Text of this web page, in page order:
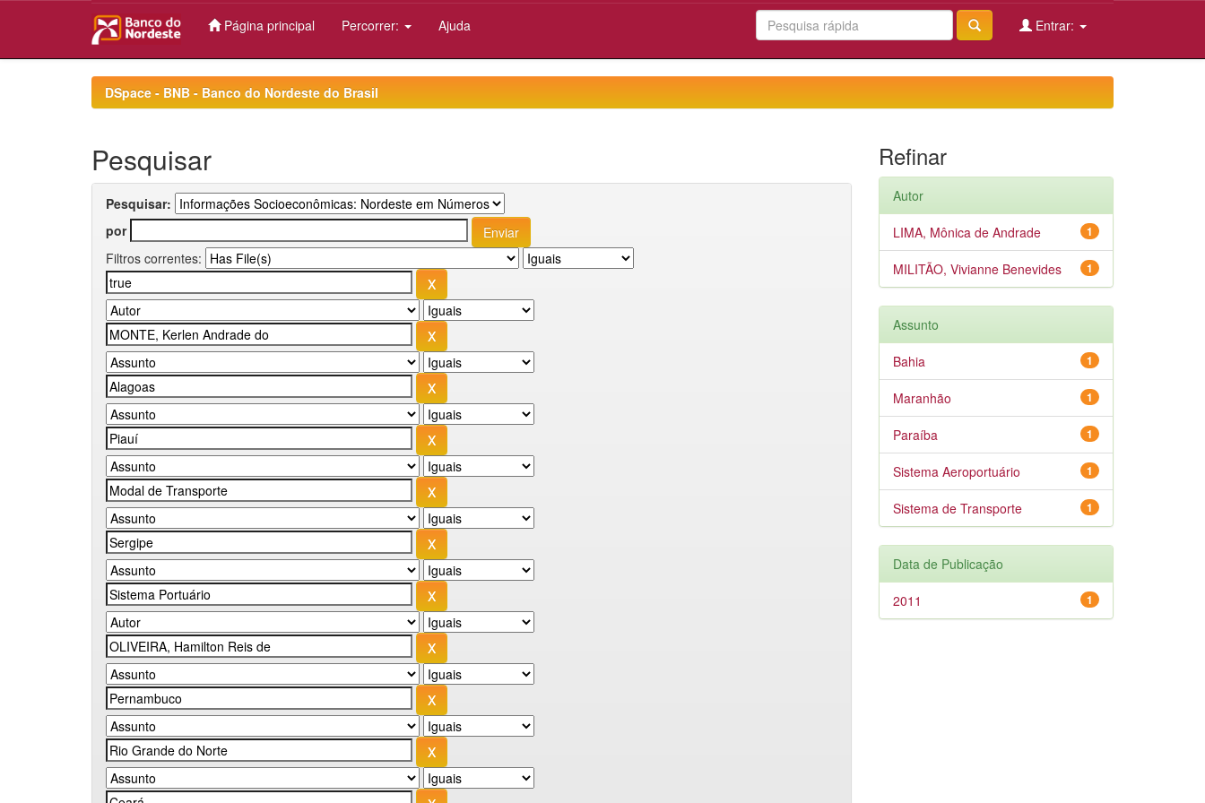
Página principal Percorrer: Ajuda Entrar:
DSpace - BNB - Banco do Nordeste do Brasil
Pesquisar
Pesquisar:
por
Filtros correntes:
Refinar
Autor
1
LIMA, Mônica de Andrade
1
MILITÃO, Vivianne Benevides
Assunto
1
Bahia
1
Maranhão
1
Paraíba
1
Sistema Aeroportuário
1
Sistema de Transporte
Data de Publicação
1
2011